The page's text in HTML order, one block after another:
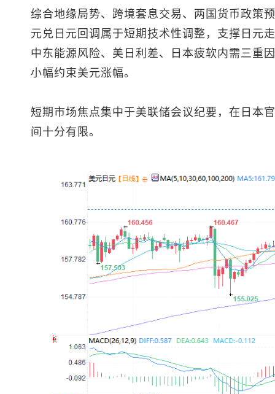
综合地缘局势、跨境套息交易、两国货币政策
元兑日元 回调属于短期技术性调整，支撑日元
中东能源风险、美日利差、日本疲软内需三重
小幅约束美元涨幅。
短期市场焦点集中于美联储会议纪要，在日本
间十分有限。